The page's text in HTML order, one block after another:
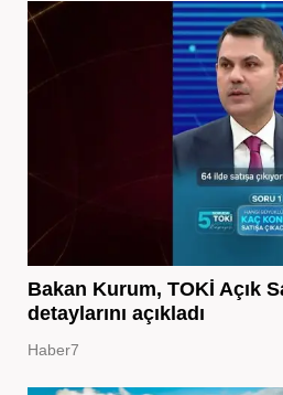
Bakan Kurum, TOKİ Açık
detaylarını açıkladı
Haber7